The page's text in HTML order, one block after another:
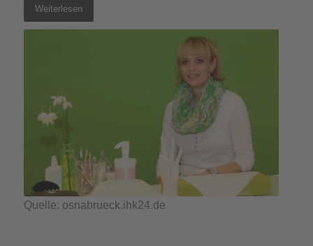
Weiterlesen
Quelle: osnabrueck.ihk24.de